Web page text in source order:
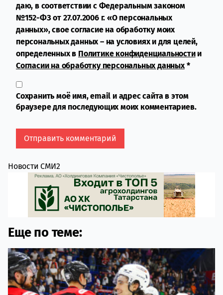
даю, в соответствии с Федеральным законом
№152-ФЗ от 27.07.2006 г. «О персональных
данных», свое согласие на обработку моих
персональных данных – на условиях и для целей,
определенных в Политике конфиденциальностии
Согласии на обработку персональных данных*
Сохранить моё имя, email и адрес сайта в этом
браузере для последующих моих комментариев.
Новости СМИ2
Еще по теме: